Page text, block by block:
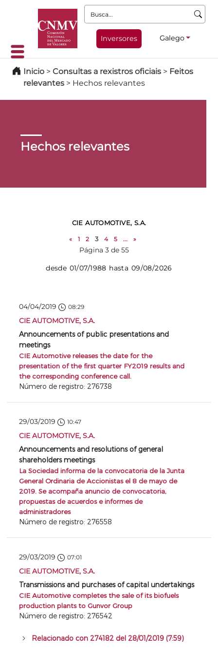
Busca:
Inversores Galego
Inicio > Consultas a rexistros oficiais > Feitos
relevantes > Hechos relevantes
Hechos relevantes
CIE AUTOMOTIVE, S.A.
« 1 2 3 4 5 ... »
Página 3 de 55
desde 01/07/1988 hasta 09/08/2026
04/04/2019 08:29
CIE AUTOMOTIVE, S.A.
Announcements of public presentations and
meetings
CIE Automotive releases the date for the
presentation of the first quarter FY2019 results and
the corresponding conference call.
Número de registro: 276738
29/03/2019 10:47
CIE AUTOMOTIVE, S.A.
Announcements and resolutions of general
shareholders meetings
La Sociedad informa de la convocatoria de la Junta
General Ordinaria de Accionistas el 8 de mayo de
2019. Se acompaña anuncio de convocatoria,
propuestas de acuerdos e informes de
administradores
Número de registro: 276558
29/03/2019 07:01
CIE AUTOMOTIVE, S.A.
Transmissions and purchases of capital undertakings
CIE Automotive completes the sale of its biofuels
production plants to Gunvor Group
Número de registro: 276542
Relacionado con 274182 del 28/01/2019 (7:59)